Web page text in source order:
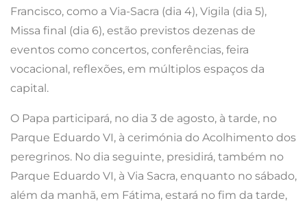
Francisco, como a Via-Sacra (dia 4), Vigila (dia 5),
Missa final (dia 6), estão previstos dezenas de
eventos como concertos, conferências, feira
vocacional, reflexões, em múltiplos espaços da
capital.
O Papa participará, no dia 3 de agosto, à tarde, no
Parque Eduardo VI, à cerimónia do Acolhimento dos
peregrinos. No dia seguinte, presidirá, também no
Parque Eduardo VI, à Via Sacra, enquanto no sábado,
além da manhã, em Fátima, estará no fim da tarde,